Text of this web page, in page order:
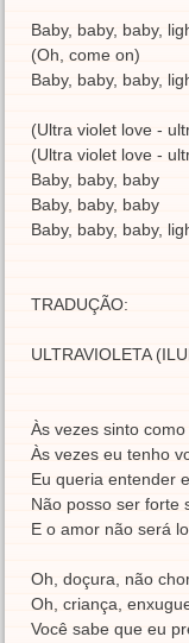
Baby, baby, baby,
(Oh, come on)
Baby, baby, baby,
(Ultra violet love -
(Ultra violet love -
Baby, baby, baby
Baby, baby, baby
Baby, baby, baby,
TRADUÇÃO:
ULTRAVIOLETA
Às vezes sinto
Às vezes eu tenho
Eu queria entender
Não posso ser forte
E o amor não será
Oh, doçura, não
Oh, criança,
Você sabe que eu